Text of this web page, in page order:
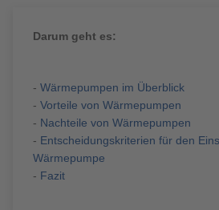
Brauchen Sie Hilfe?
038221 4000
MUSTERHAUS FINDEN
Darum geht es:
- Wärmepumpen im Überblick
- Vorteile von Wärmepumpen
- Nachteile von Wärmepumpen
- Entscheidungskriterien für den
Wärmepumpe
- Fazit